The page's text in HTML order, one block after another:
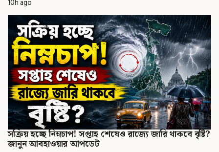
10h ago
সক্রিয় হচ্ছে নিম্নচাপ! সপ্তাহ শেষেও রাজ্যে জারি থাকবে বৃষ্টি?
জানুন আবহাওয়ার আপডেট